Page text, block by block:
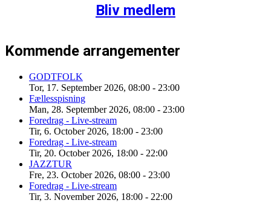
Bliv medlem
Kommende arrangementer
GODTFOLK
Tor, 17. September 2026, 08:00 - 23:00
Fællesspisning
Man, 28. September 2026, 08:00 - 23:00
Foredrag - Live-stream
Tir, 6. October 2026, 18:00 - 23:00
Foredrag - Live-stream
Tir, 20. October 2026, 18:00 - 22:00
JAZZTUR
Fre, 23. October 2026, 08:00 - 23:00
Foredrag - Live-stream
Tir, 3. November 2026, 18:00 - 22:00